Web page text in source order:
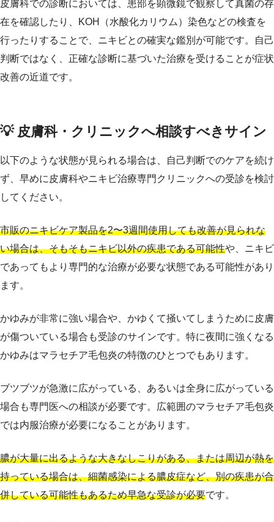
皮膚科での診断においては、患部を顕微鏡で観察して真菌の存
在を確認したり、KOH（水酸化カリウム）染色などの検査を
行ったりすることで、ニキビとの確実な鑑別が可能です。自己
判断ではなく、正確な診断に基づいた治療を受けることが症状
改善の近道です。
💡 皮膚科・クリニックへ相談すべきサイン
以下のような状態が見られる場合は、自己判断でのケアを続け
ず、早めに皮膚科やニキビ治療専門クリニックへの受診を検討
してください。
市販のニキビケア製品を2〜3週間使用しても改善が見られな
い場合は、そもそもニキビ以外の疾患である可能性や、ニキビ
であってもより専門的な治療が必要な状態である可能性があり
ます。
かゆみが非常に強い場合や、かゆくて掻いてしまうために皮膚
が傷ついている場合も受診のサインです。特に夜間に強くなる
かゆみはマラセチア毛包炎の特徴のひとつでもあります。
ブツブツが急激に広がっている、あるいは全身に広がっている
場合も専門医への相談が必要です。広範囲のマラセチア毛包炎
では内服治療が必要になることがあります。
膿が大量に出るような大きなしこりがある、または周辺が熱を
持っている場合は、細菌感染による膿皮症など、別の疾患が合
併している可能性もあるため早急な受診が必要です。